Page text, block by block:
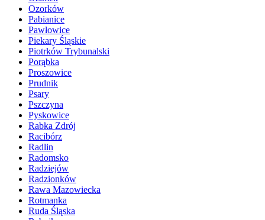
Ozorków
Pabianice
Pawłowice
Piekary Śląskie
Piotrków Trybunalski
Porąbka
Proszowice
Prudnik
Psary
Pszczyna
Pyskowice
Rabka Zdrój
Racibórz
Radlin
Radomsko
Radziejów
Radzionków
Rawa Mazowiecka
Rotmanka
Ruda Śląska